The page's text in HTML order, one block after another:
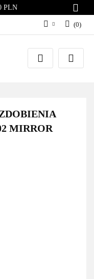
PLN
Zaloguj się
Załóż konto
(0)
MIRROR